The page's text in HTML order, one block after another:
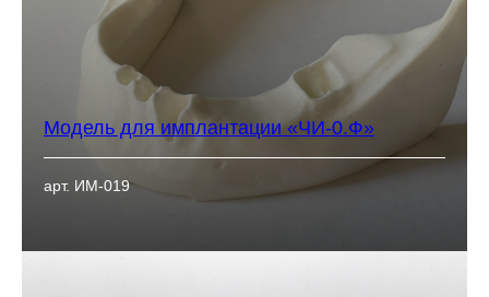
Модель для имплантации «ЧИ-0.Ф»
арт. ИМ-019